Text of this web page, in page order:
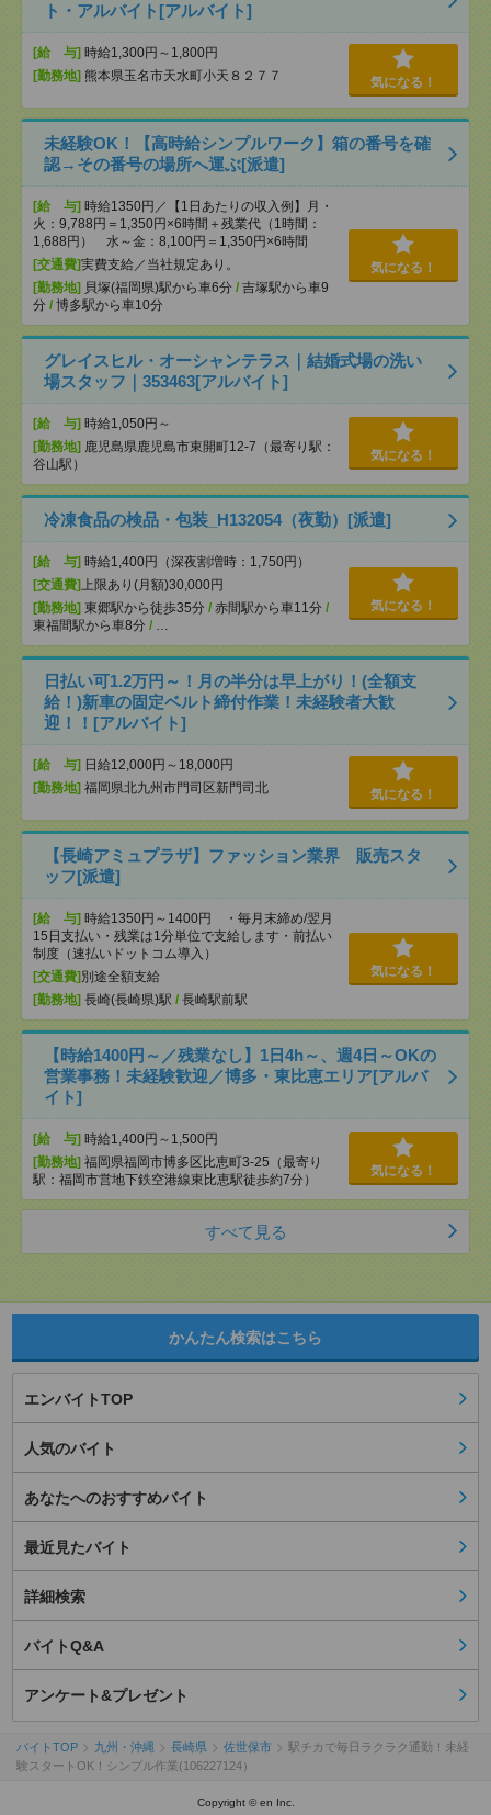
ト・アルバイト[アルバイト]
[給 与] 時給1,300円～1,800円
[勤務地] 熊本県玉名市天水町小天８２７７ 気になる！
未経験OK！【高時給シンプルワーク】箱の番号を確
認→その番号の場所へ運ぶ[派遣]
[給 与] 時給1350円／【1日あたりの収入例】月・
火：9,788円＝1,350円×6時間＋残業代（1時間：
1,688円） 水～金：8,100円＝1,350円×6時間
[交通費]実費支給／当社規定あり。
[勤務地] 貝塚(福岡県)駅から車6分 / 吉塚駅から車9
分 / 博多駅から車10分
気になる！
グレイスヒル・オーシャンテラス｜結婚式場の洗い
場スタッフ｜353463[アルバイト]
[給 与] 時給1,050円～
[勤務地] 鹿児島県鹿児島市東開町12-7（最寄り駅：
谷山駅）
気になる！
冷凍食品の検品・包装_H132054（夜勤）[派遣]
[給 与] 時給1,400円（深夜割増時：1,750円）
[交通費] 上限あり(月額)30,000円
[勤務地] 東郷駅から徒歩35分 / 赤間駅から車11分 /
東福間駅から車8分 / …
気になる！
日払い可1.2万円～！月の半分は早上がり！(全額支
給！)新車の固定ベルト締付作業！未経験者大歓
迎！！[アルバイト]
[給 与] 日給12,000円～18,000円
[勤務地] 福岡県北九州市門司区新門司北 気になる！
【長崎アミュプラザ】ファッション業界 販売スタ
ッフ[派遣]
[給 与] 時給1350円～1400円 ・毎月末締め/翌月
15日支払い・残業は1分単位で支給します・前払い
制度（速払いドットコム導入）
[交通費] 別途全額支給
[勤務地] 長崎(長崎県)駅 / 長崎駅前駅
気になる！
【時給1400円～／残業なし】1日4h～、週4日～OKの
営業事務！未経験歓迎／博多・東比恵エリア[アルバ
イト]
[給 与] 時給1,400円～1,500円
[勤務地] 福岡県福岡市博多区比恵町3-25（最寄り
駅：福岡市営地下鉄空港線東比恵駅徒歩約7分）
気になる！
すべて見る
かんたん検索はこちら
エンバイトTOP
人気のバイト
あなたへのおすすめバイト
最近見たバイト
詳細検索
バイトQ&A
アンケート&プレゼント
バイトTOP 九州・沖縄 長崎県 佐世保市
駅チカで毎日ラクラク通勤！未経
験スタートOK！シンプル作業(106227124）
Copyright © en Inc.